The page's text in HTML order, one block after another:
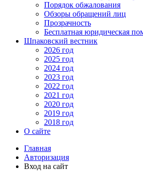
Порядок обжалования
Обзоры обращений лиц
Прозрачность
Бесплатная юридическая
Шпаковский вестник
2026 год
2025 год
2024 год
2023 год
2022 год
2021 год
2020 год
2019 год
2018 год
О сайте
Главная
Авторизация
Вход на сайт